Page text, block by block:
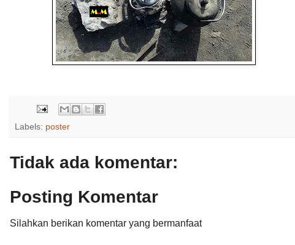
Labels: poster
Tidak ada komentar:
Posting Komentar
Silahkan berikan komentar yang bermanfaat